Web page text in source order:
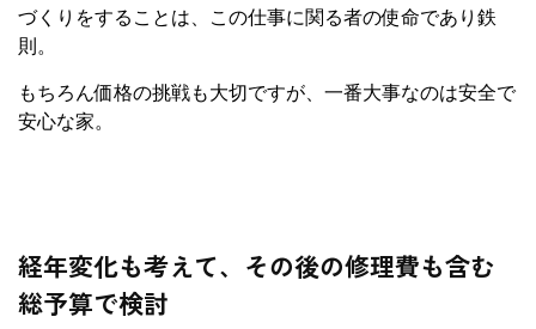
づくりをすることは、この仕事に関る者の使命であり鉄
則。
もちろん価格の挑戦も大切ですが、一番大事なのは安全で
安心な家。
経年変化も考えて、その後の修理費も含む
総予算で検討